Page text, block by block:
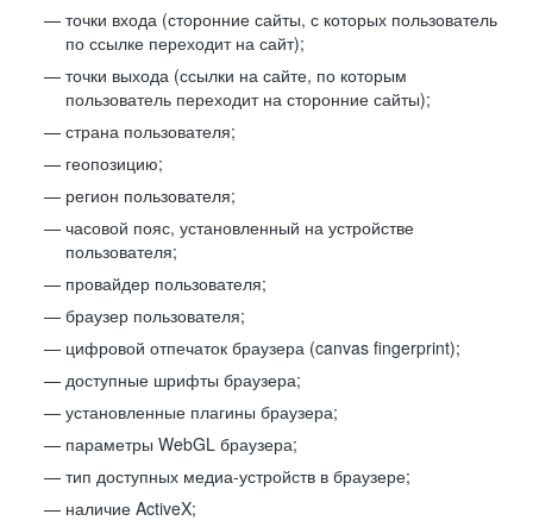
точки входа (сторонние сайты, с которых пользователь
по ссылке переходит на сайт);
точки выхода (ссылки на сайте, по которым
пользователь переходит на сторонние сайты);
страна пользователя;
геопозицию;
регион пользователя;
часовой пояс, установленный на устройстве
пользователя;
провайдер пользователя;
браузер пользователя;
цифровой отпечаток браузера (canvas fingerprint);
доступные шрифты браузера;
установленные плагины браузера;
параметры WebGL браузера;
тип доступных медиа-устройств в браузере;
наличие ActiveX;